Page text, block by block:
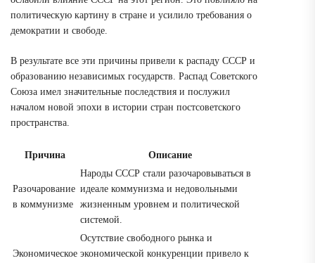
политическую картину в стране и усилило требования о
демократии и свободе.
В результате все эти причины привели к распаду СССР и
образованию независимых государств. Распад Советского
Союза имел значительные последствия и послужил
началом новой эпохи в истории стран постсоветского
пространства.
Причина Описание
Разочарование
в коммунизме
Народы СССР стали разочаровываться в
идеале коммунизма и недовольными
жизненным уровнем и политической
системой.
Экономическое
Осутствие свободного рынка и
экономической конкуренции привело к